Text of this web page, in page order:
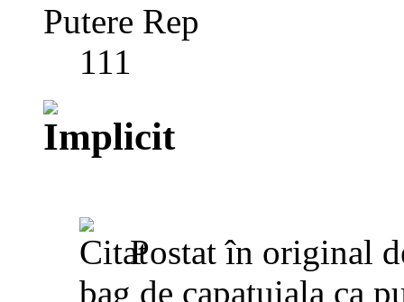
Putere Rep
111
Postat în original
bag de capatuiala ca